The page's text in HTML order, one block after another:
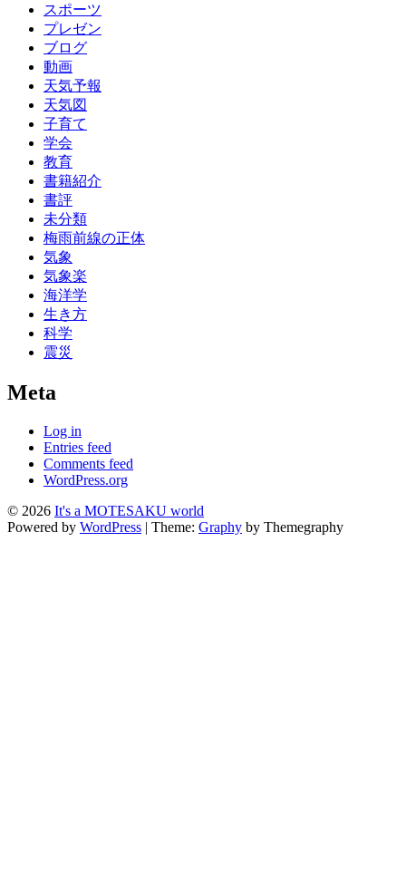
スポーツ
プレゼン
ブログ
動画
天気予報
天気図
子育て
学会
教育
書籍紹介
書評
未分類
梅雨前線の正体
気象
気象楽
海洋学
生き方
科学
震災
Meta
Log in
Entries feed
Comments feed
WordPress.org
© 2026 It's a MOTESAKU world
Powered by WordPress | Theme: Graphy by Themegraphy